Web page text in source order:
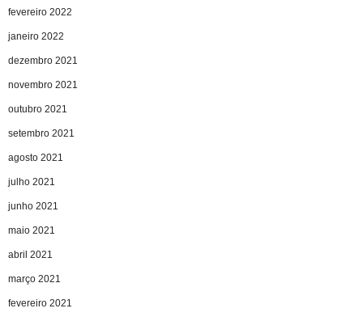
fevereiro 2022
janeiro 2022
dezembro 2021
novembro 2021
outubro 2021
setembro 2021
agosto 2021
julho 2021
junho 2021
maio 2021
abril 2021
março 2021
fevereiro 2021